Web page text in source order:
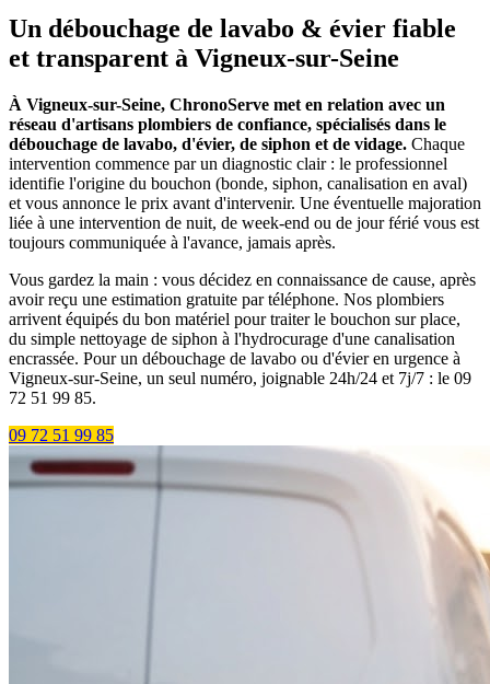
Un débouchage de lavabo & évier fiable
et transparent à Vigneux-sur-Seine
À Vigneux-sur-Seine, ChronoServe met en relation avec un
réseau d'artisans plombiers de confiance, spécialisés dans le
débouchage de lavabo, d'évier, de siphon et de vidage. Chaque
intervention commence par un diagnostic clair : le professionnel
identifie l'origine du bouchon (bonde, siphon, canalisation en aval)
et vous annonce le prix avant d'intervenir. Une éventuelle majoration
liée à une intervention de nuit, de week-end ou de jour férié vous est
toujours communiquée à l'avance, jamais après.
Vous gardez la main : vous décidez en connaissance de cause, après
avoir reçu une estimation gratuite par téléphone. Nos plombiers
arrivent équipés du bon matériel pour traiter le bouchon sur place,
du simple nettoyage de siphon à l'hydrocurage d'une canalisation
encrassée. Pour un débouchage de lavabo ou d'évier en urgence à
Vigneux-sur-Seine, un seul numéro, joignable 24h/24 et 7j/7 : le 09
72 51 99 85.
09 72 51 99 85